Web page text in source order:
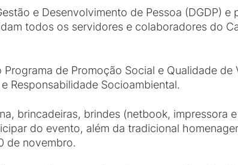
e Desenvolvimento de Pessoa (DGDP) e
todos os servidores e colaboradores do
de Promoção Social e Qualidade de
Responsabilidade Socioambiental.
brincadeiras, brindes (netbook, impressora
do evento, além da tradicional
de novembro.